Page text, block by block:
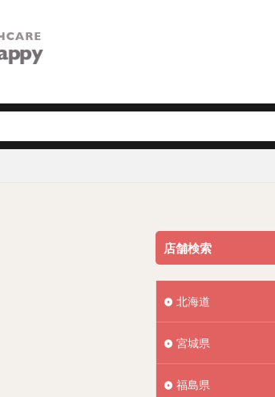
店舗検索
北海道
宮城県
福島県